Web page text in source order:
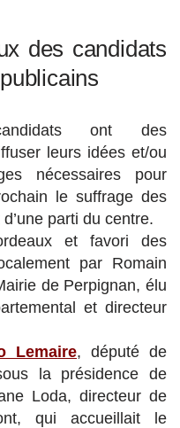
des candidats
ont des
leurs idées et/ou
nécessaires pour
le suffrage des
parti du centre.
et favori des
par Romain
de Perpignan, élu
et directeur
Lemaire, député de
la présidence de
Loda, directeur de
qui accueillait le